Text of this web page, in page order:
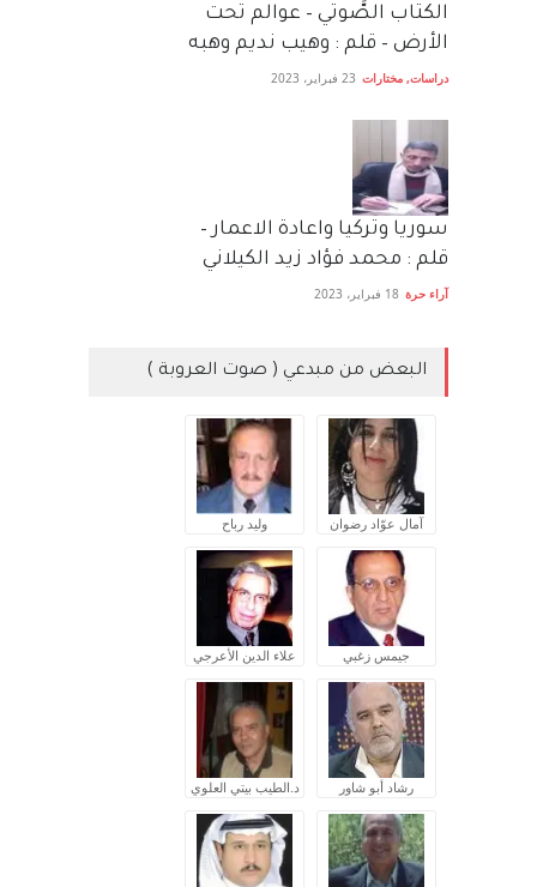
الكتاب الصَّوتي – عوالم تحت
الأرض – قلم : وهيب نديم وهبه
دراسات, مختارات 23 فبراير، 2023
سوريا وتركيا واعادة الاعمار –
قلم : محمد فؤاد زيد الكيلاني
آراء حرة 18 فبراير، 2023
البعض من مبدعي ( صوت العروبة )
آمال عوّاد رضوان وليد رباح
جيمس زغبي علاء الدين الأعرجي
رشاد أبو شاور د.الطيب بيتي العلوي